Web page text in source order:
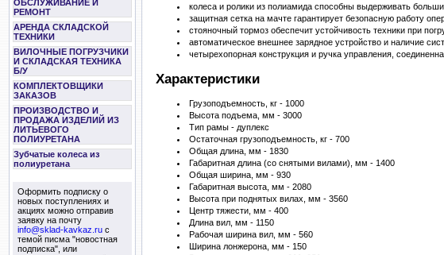
ОБСЛУЖИВАНИЕ И
РЕМОНТ
АРЕНДА СКЛАДСКОЙ
ТЕХНИКИ
ВИЛОЧНЫЕ ПОГРУЗЧИКИ
И СКЛАДСКАЯ ТЕХНИКА
Б/У
КОМПЛЕКТОВЩИКИ
ЗАКАЗОВ
ПРОИЗВОДСТВО И
ПРОДАЖА ИЗДЕЛИЙ ИЗ
ЛИТЬЕВОГО
ПОЛИУРЕТАНА
Зубчатые колеса из
полиуретана
Оформить подписку о
новых поступлениях и
акциях можно отправив
заявку на почту
info@sklad-kavkaz.ruс
темой писма "новостная
подписка", или
колеса и ролики из полиамида способны выдерживать
защитная сетка на мачте гарантирует безопасную работу
стояночный тормоз обеспечит устойчивость техники при
автоматическое внешнее зарядное устройство и наличие
четырехопорная конструкция и ручка управления,
Характеристики
Грузоподъемность, кг - 1000
Высота подъема, мм - 3000
Тип рамы - дуплекс
Остаточная грузоподъемность, кг - 700
Общая длина, мм - 1830
Габаритная длина (со снятыми вилами), мм - 1400
Общая ширина, мм - 930
Габаритная высота, мм - 2080
Высота при поднятых вилах, мм - 3560
Центр тяжести, мм - 400
Длина вил, мм - 1150
Рабочая ширина вил, мм - 560
Ширина лонжерона, мм - 150